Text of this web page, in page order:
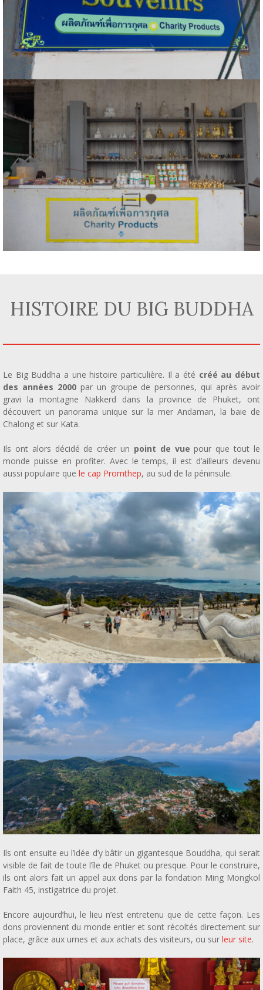
HISTOIRE DU BIG BUDDHA
Le Big Buddha a une histoire particulière. Il a été créé au début
des années 2000par un groupe de personnes, qui après avoir
gravi la montagne Nakkerd dans la province de Phuket, ont
découvert un panorama unique sur la mer Andaman, la baie de
Chalong et sur Kata.
Ils ont alors décidé de créer un point de vue pour que tout le
monde puisse en profiter. Avec le temps, il est d’ailleurs devenu
aussi populaire que le cap Promthep, au sud de la péninsule.
Ils ont ensuite eu l’idée d’y bâtir un gigantesque Bouddha, qui serait
visible de fait de toute l’île de Phuket ou presque. Pour le construire,
ils ont alors fait un appel aux dons par la fondation Ming Mongkol
Faith 45, instigatrice du projet.
Encore aujourd’hui, le lieu n’est entretenu que de cette façon. Les
dons proviennent du monde entier et sont récoltés directement sur
place, grâce aux urnes et aux achats des visiteurs, ou sur leur site.